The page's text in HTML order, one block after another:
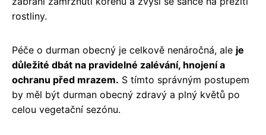
rostliny.
Péče o durman obecný je celkově nenáročná, ale je
důležité dbát na pravidelné zalévání, hnojení a
ochranu před mrazem. S tímto správným postupem
by měl být durman obecný zdravý a plný květů po
celou vegetační sezónu.